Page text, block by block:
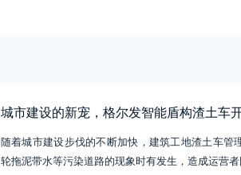
城市建设的新宠，格尔发智能盾构渣土车
随着城市建设步伐的不断加快，建筑工地渣土车管
轮拖泥带水等污染道路的现象时有发生，造成运营